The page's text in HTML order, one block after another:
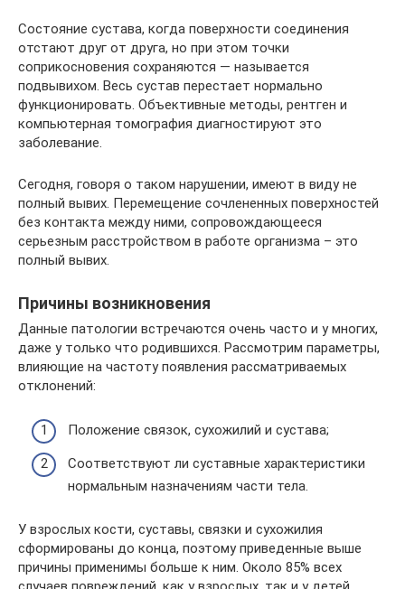
Состояние сустава, когда поверхности соединения
отстают друг от друга, но при этом точки
соприкосновения сохраняются — называется
подвывихом. Весь сустав перестает нормально
функционировать. Объективные методы, рентген и
компьютерная томография диагностируют это
заболевание.
Сегодня, говоря о таком нарушении, имеют в виду не
полный вывих. Перемещение сочлененных поверхностей
без контакта между ними, сопровождающееся
серьезным расстройством в работе организма – это
полный вывих.
Причины возникновения
Данные патологии встречаются очень часто и у многих,
даже у только что родившихся. Рассмотрим параметры,
влияющие на частоту появления рассматриваемых
отклонений:
Положение связок, сухожилий и сустава;
Соответствуют ли суставные характеристики
нормальным назначениям части тела.
У взрослых кости, суставы, связки и сухожилия
сформированы до конца, поэтому приведенные выше
причины применимы больше к ним. Около 85% всех